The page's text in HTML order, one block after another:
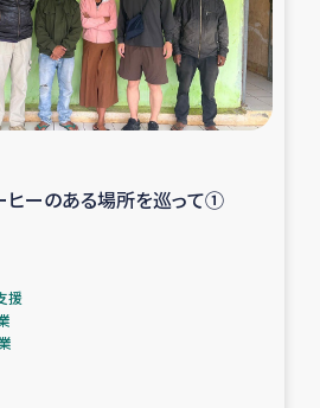
復興支援事業
民際教育事業
ガザ人道支援
登半島地震 緊急支援
の物資配付および教育支援
ヒーのある場所を巡って①
援